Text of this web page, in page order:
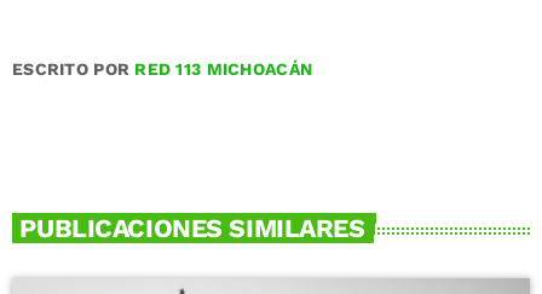
ESCRITO POR RED 113 MICHOACÁN
PUBLICACIONES SIMILARES